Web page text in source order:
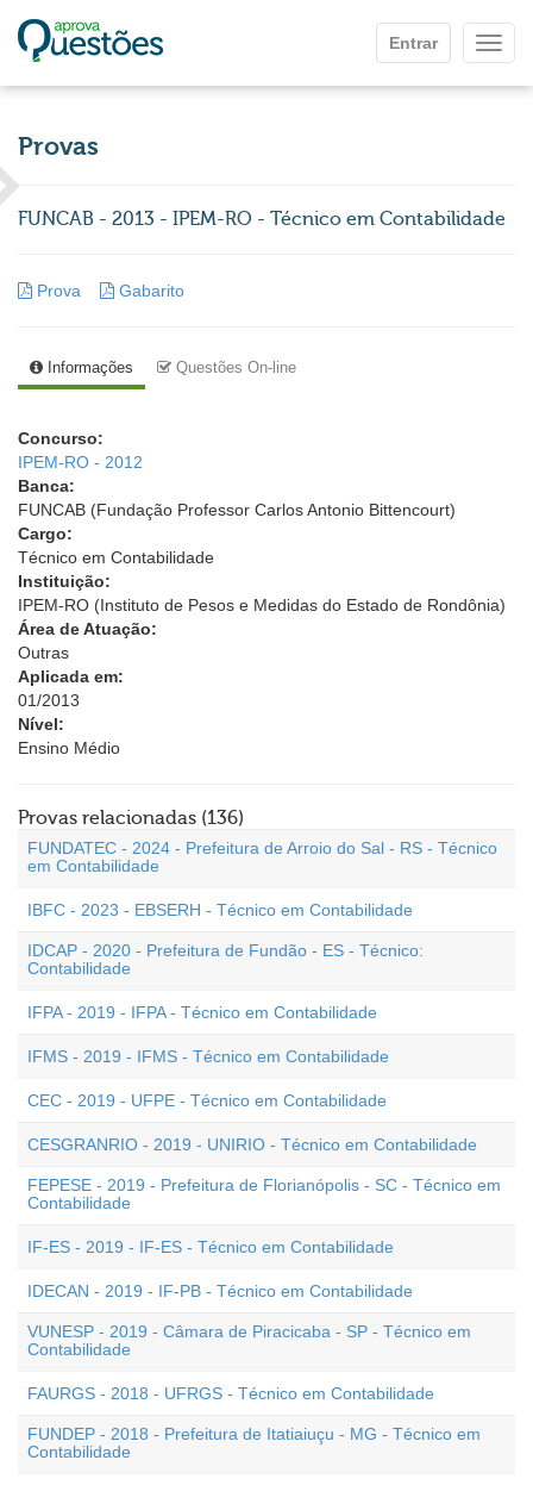
Entrar
Provas
FUNCAB - 2013 - IPEM-RO - Técnico em Contabilidade
Prova Gabarito
Informações Questões On-line
Concurso:
IPEM-RO - 2012
Banca:
FUNCAB (Fundação Professor Carlos Antonio Bittencourt)
Cargo:
Técnico em Contabilidade
Instituição:
IPEM-RO (Instituto de Pesos e Medidas do Estado de Rondônia)
Área de Atuação:
Outras
Aplicada em:
01/2013
Nível:
Ensino Médio
Provas relacionadas (136)
FUNDATEC - 2024 - Prefeitura de Arroio do Sal - RS - Técnico
em Contabilidade
IBFC - 2023 - EBSERH - Técnico em Contabilidade
IDCAP - 2020 - Prefeitura de Fundão - ES - Técnico:
Contabilidade
IFPA - 2019 - IFPA - Técnico em Contabilidade
IFMS - 2019 - IFMS - Técnico em Contabilidade
CEC - 2019 - UFPE - Técnico em Contabilidade
CESGRANRIO - 2019 - UNIRIO - Técnico em Contabilidade
FEPESE - 2019 - Prefeitura de Florianópolis - SC - Técnico em
Contabilidade
IF-ES - 2019 - IF-ES - Técnico em Contabilidade
IDECAN - 2019 - IF-PB - Técnico em Contabilidade
VUNESP - 2019 - Câmara de Piracicaba - SP - Técnico em
Contabilidade
FAURGS - 2018 - UFRGS - Técnico em Contabilidade
FUNDEP - 2018 - Prefeitura de Itatiaiuçu - MG - Técnico em
Contabilidade